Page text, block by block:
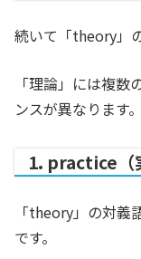
続いて「theory」
「理論」には複
ンスが異なります。
1. practice（
「theory」の対義
です。